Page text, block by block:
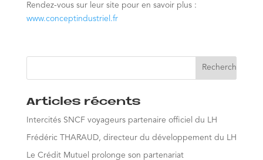
Rendez-vous sur leur site pour en savoir plus :
www.conceptindustriel.fr
Articles récents
Intercités SNCF voyageurs partenaire officiel du LH
Frédéric THARAUD, directeur du développement du LH
Le Crédit Mutuel prolonge son partenariat